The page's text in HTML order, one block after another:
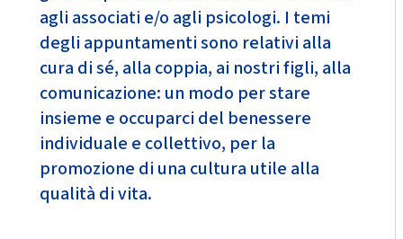
agli associati e/o agli psicologi. I temi
degli appuntamenti sono relativi alla
cura di sé, alla coppia, ai nostri figli, alla
comunicazione: un modo per stare
insieme e occuparci del benessere
individuale e collettivo, per la
promozione di una cultura utile alla
qualità di vita.